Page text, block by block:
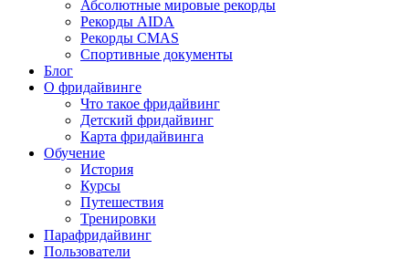
Абсолютные мировые рекорды
Рекорды AIDA
Рекорды CMAS
Спортивные документы
Блог
О фридайвинге
Что такое фридайвинг
Детский фридайвинг
Карта фридайвинга
Обучение
История
Курсы
Путешествия
Тренировки
Парафридайвинг
Пользователи